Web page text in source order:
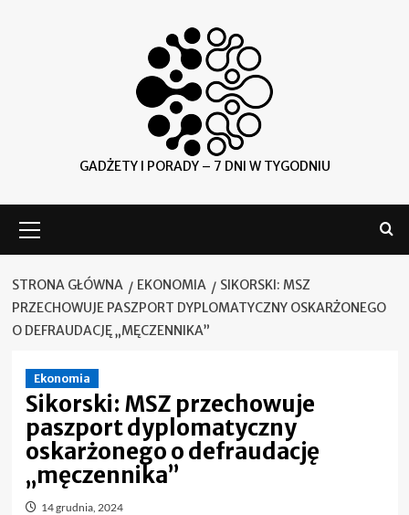
GADŻETY I PORADY – 7 DNI W TYGODNIU
główne
STRONA GŁÓWNA EKONOMIA
SIKORSKI: MSZ
PRZECHOWUJE PASZPORT DYPLOMATYCZNY OSKARŻONEGO
O DEFRAUDACJĘ „MĘCZENNIKA”
Ekonomia
Sikorski: MSZ przechowuje
paszport dyplomatyczny
oskarżonego o defraudację
„męczennika”
14 grudnia, 2024